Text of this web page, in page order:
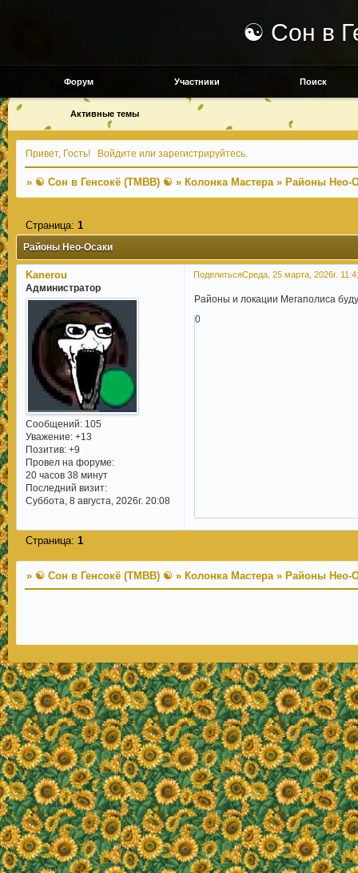
☯ Сон в
Форум Участники Поиск
Активные темы
Привет, Гость! Войдите илизарегистрируйтесь
» ☯ Сон в Генсокё (TMBB) ☯ » Колонка Мастера » Районы Нео-
Районы Нео-Осаки
Страница: 1
ПоделитьсяСреда, 25 марта, 2026г.
Kanerou
Администратор
Сообщений: 105
Уважение: +13
Позитив: +9
Провел на форуме:
20 часов 38 минут
Последний визит:
Суббота, 8 августа, 2026г. 20:08
Районы и локации Мегаполиса
0
Страница: 1
» ☯ Сон в Генсокё (TMBB) ☯ » Колонка Мастера » Районы Нео-